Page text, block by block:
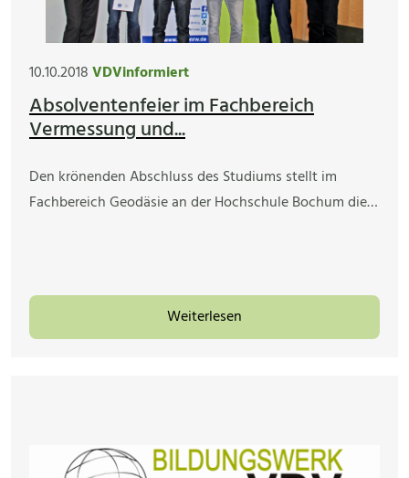
10.10.2018VDVinformiert
Absolventenfeier im Fachbereich
Vermessung und...
Den krönenden Abschluss des Studiums stellt im
Fachbereich Geodäsie an der Hochschule Bochum die…
Weiterlesen